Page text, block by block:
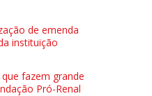
de emenda
instituição
fazem grande
Pró-Renal